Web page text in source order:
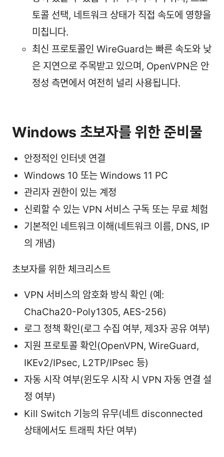
토콜 선택, 네트워크 상태가 직접 속도에 영향을
미칩니다.
최신 프로토콜인 WireGuard는 빠른 속도와 낮
은 지연으로 주목받고 있으며, OpenVPN은 안
정성 측면에서 여전히 널리 사용됩니다.
Windows 초보자를 위한 준비물
안정적인 인터넷 연결
Windows 10 또는 Windows 11 PC
관리자 권한이 있는 계정
신뢰할 수 있는 VPN 서비스 구독 또는 무료 체험
기본적인 네트워크 이해(네트워크 이름, DNS, IP
의 개념)
초보자를 위한 체크리스트
VPN 서비스의 암호화 방식 확인 (예:
ChaCha20-Poly1305, AES-256)
로그 정책 확인(로그 수집 여부, 제3자 공유 여부)
지원 프로토콜 확인(OpenVPN, WireGuard,
IKEv2/IPsec, L2TP/IPsec 등)
자동 시작 여부(윈도우 시작 시 VPN 자동 연결 설
정 여부)
Kill Switch 기능의 유무(네트 disconnected
상태에서도 트래픽 차단 여부)